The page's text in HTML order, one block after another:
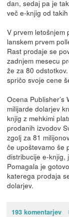
dan, sedaj pa je
več e-knjig od
V prvem letošnjem
lanskem prvem
Rast prodaje se
zadnjem mesecu
že za 80
spričo svoje cene
Ocena
milijarde dolarjev
knjig z mehkimi
prodanih izvodov
zgolj za 81
če upoštevamo še
distribucije e-knjig,
Pomagala je
katerega prodaja
dolarjev.
193 komentarjev